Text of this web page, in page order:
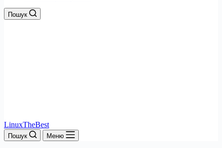
Пошук
LinuxTheBest
Пошук Меню